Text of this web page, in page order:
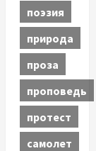
поэзия
природа
проза
проповедь
протест
самолет